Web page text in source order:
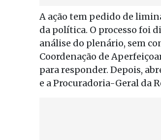
A ação tem pedido de
da política. O processo foi
análise do plenário, sem
Coordenação de
para responder. Depois,
e a Procuradoria-Geral da